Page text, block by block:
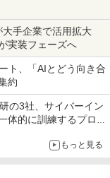
大手企業で活用拡大
実装フェーズへ
ト、「AIとどう向き合
約
の3社、サイバーイン
体的に訓練するプログ
もっと見る